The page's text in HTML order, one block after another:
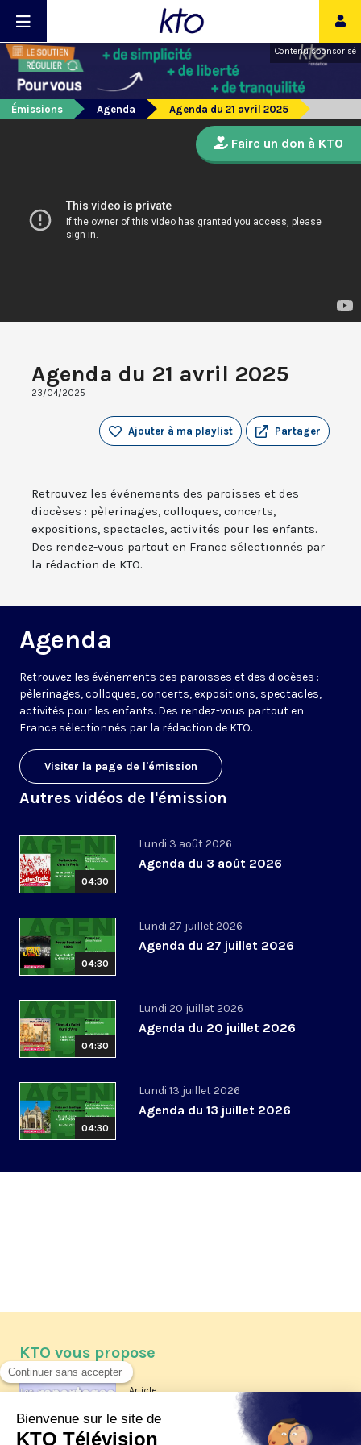
Contenu sponsorisé
Émissions Agenda Agenda du 21 avril 2025
Agenda du 21 avril 2025
23/04/2025
Partager
Ajouter à ma playlist
Retrouvez les événements des paroisses et des
diocèses : pèlerinages, colloques, concerts,
expositions, spectacles, activités pour les enfants.
Des rendez-vous partout en France sélectionnés par
la rédaction de KTO.
Agenda
Retrouvez les événements des paroisses et des diocèses :
pèlerinages, colloques, concerts, expositions, spectacles,
activités pour les enfants. Des rendez-vous partout en
France sélectionnés par la rédaction de KTO.
Visiter la page de l'émission
Autres vidéos de l'émission
04:30
Lundi 3 août 2026
Agenda du 3 août 2026
04:30
Lundi 27 juillet 2026
Agenda du 27 juillet 2026
04:30
Lundi 20 juillet 2026
Agenda du 20 juillet 2026
04:30
Lundi 13 juillet 2026
Agenda du 13 juillet 2026
Faire un don à KTO
KTO vous propose
Article
Les reportages d'été 2026 de KTO